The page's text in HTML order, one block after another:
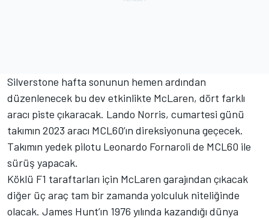
Silverstone hafta sonunun hemen ardından
düzenlenecek bu dev etkinlikte McLaren, dört farklı
aracı piste çıkaracak. Lando Norris, cumartesi günü
takımın 2023 aracı MCL60’ın direksiyonuna geçecek.
Takımın yedek pilotu Leonardo Fornaroli de MCL60 ile
sürüş yapacak.
Köklü F1 taraftarları için McLaren garajından çıkacak
diğer üç araç tam bir zamanda yolculuk niteliğinde
olacak. James Hunt’ın 1976 yılında kazandığı dünya